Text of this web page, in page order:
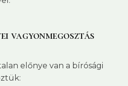
vagyonmegosztás
előnye van a bírósági